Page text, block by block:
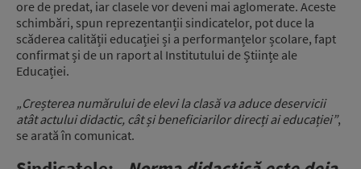
ore de predat, iar clasele vor deveni mai aglomerate. Aceste
schimbări, spun reprezentanții sindicatelor, pot duce la
scăderea calității educației și a performanțelor școlare, fapt
confirmat și de un raport al Institutului de Științe ale
Educației.
„Creșterea numărului de elevi la clasă va aduce deservicii
atât actului didactic, cât și beneficiarilor direcți ai educației”,
se arată în comunicat.